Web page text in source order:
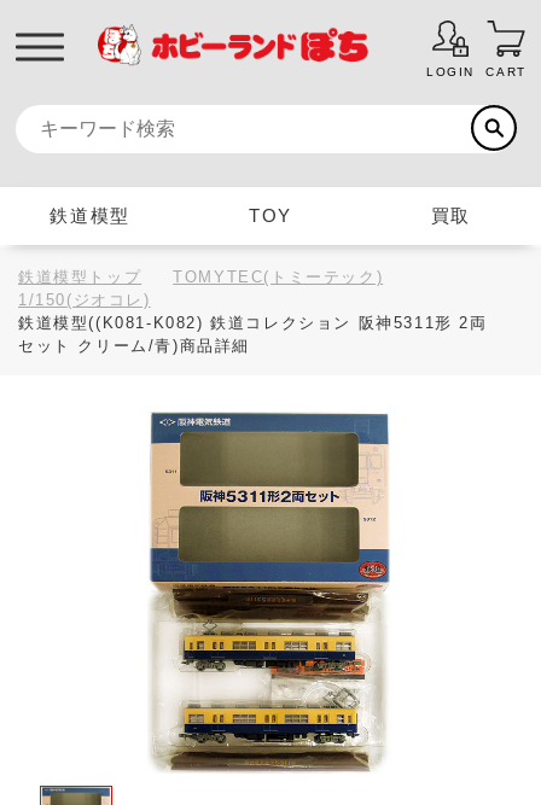
LOGIN CART
鉄道模型 TOY 買取
鉄道模型トップ
TOMYTEC(トミーテック)
1/150(ジオコレ)
鉄道模型((K081-K082) 鉄道コレクション 阪神5311形 2両
セット クリーム/青)商品詳細